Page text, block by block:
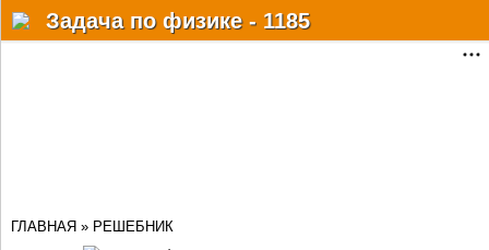
Разделы
Факты
Задача по физике - 1185
ГЛАВНАЯ » РЕШЕБНИК